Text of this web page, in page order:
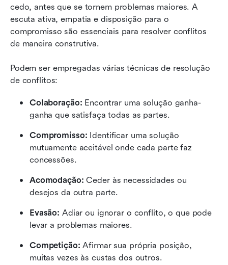
cedo, antes que se tornem problemas maiores. A
escuta ativa, empatia e disposição para o
compromisso são essenciais para resolver conflitos
de maneira construtiva.
Podem ser empregadas várias técnicas de resolução
de conflitos:
Colaboração: Encontrar uma solução ganha-
ganha que satisfaça todas as partes.
Compromisso: Identificar uma solução
mutuamente aceitável onde cada parte faz
concessões.
Acomodação: Ceder às necessidades ou
desejos da outra parte.
Evasão: Adiar ou ignorar o conflito, o que pode
levar a problemas maiores.
Competição: Afirmar sua própria posição,
muitas vezes às custas dos outros.